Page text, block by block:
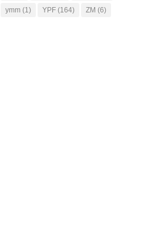
ymm (1) YPF (164) ZM (6)